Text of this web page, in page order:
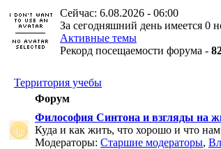
Сейчас: 6.08.2026 - 06:00
За сегодняшний день имеется 0
Активные темы
Рекорд посещаемости форума -
Территория учебы
Форум
Философия Синтона и взгляды на
Куда и как жить, что хорошо и что
Модераторы: Старшие модераторы,